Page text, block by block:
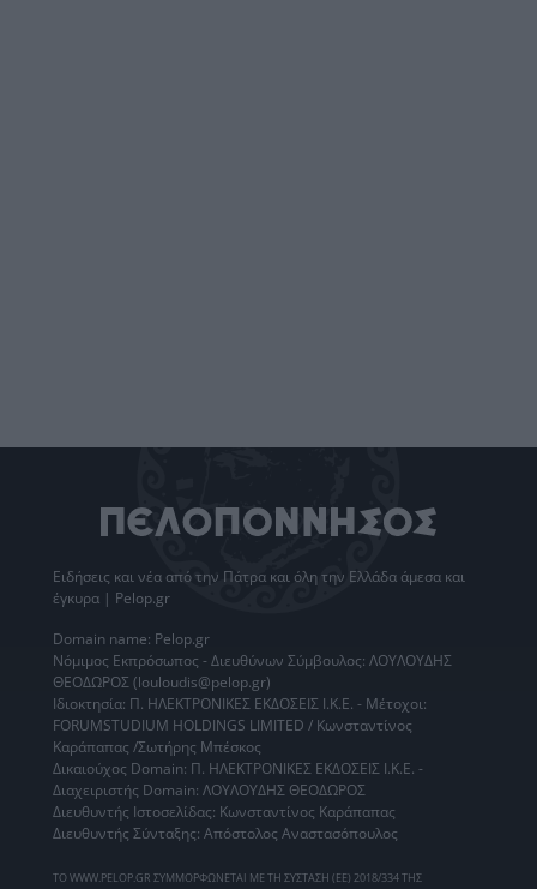
Ειδήσεις και νέα από την Πάτρα και όλη την Ελλάδα άμεσα και
έγκυρα | Pelop.gr
Domain name: Pelop.gr
Νόμιμος Εκπρόσωπος - Διευθύνων Σύμβουλος: ΛΟΥΛΟΥΔΗΣ
ΘΕΟΔΩΡΟΣ (louloudis@pelop.gr)
Ιδιοκτησία: Π. ΗΛΕΚΤΡΟΝΙΚΕΣ ΕΚΔΟΣΕΙΣ Ι.Κ.Ε. - Μέτοχοι:
FORUMSTUDIUM HOLDINGS LIMITED / Κωνσταντίνος
Καράπαπας /Σωτήρης Μπέσκος
Δικαιούχος Domain: Π. ΗΛΕΚΤΡΟΝΙΚΕΣ ΕΚΔΟΣΕΙΣ Ι.Κ.Ε. -
Διαχειριστής Domain: ΛΟΥΛΟΥΔΗΣ ΘΕΟΔΩΡΟΣ
Διευθυντής Ιστοσελίδας: Κωνσταντίνος Καράπαπας
Διευθυντής Σύνταξης: Απόστολος Αναστασόπουλος
ΤΟ WWW.PELOP.GR ΣΥΜΜΟΡΦΩΝΕΤΑΙ ΜΕ ΤΗ ΣΥΣΤΑΣΗ (ΕΕ) 2018/334 ΤΗΣ